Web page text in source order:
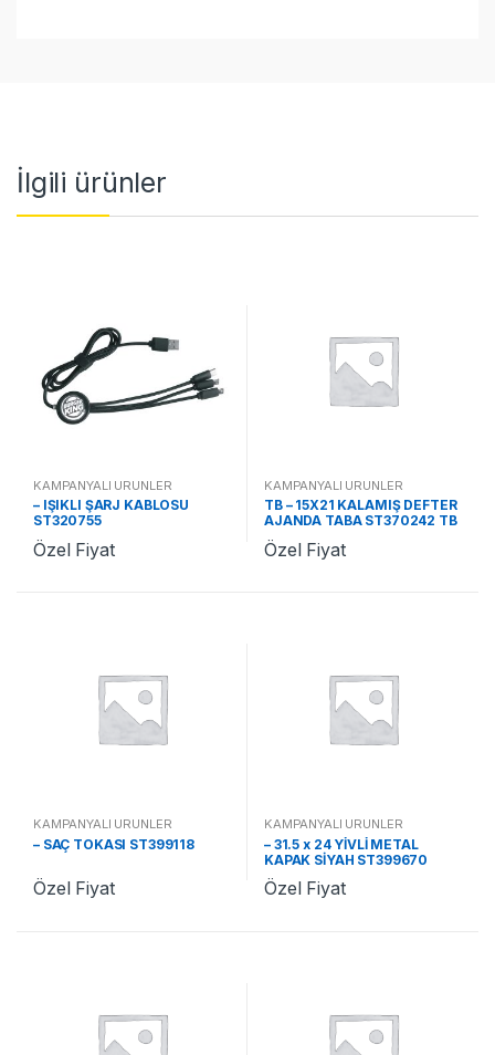
İlgili ürünler
KAMPANYALI ÜRÜNLER
– IŞIKLI ŞARJ KABLOSU
ST320755
Özel Fiyat
KAMPANYALI ÜRÜNLER
TB – 15X21 KALAMIŞ DEFTER
AJANDA TABA ST370242 TB
Özel Fiyat
KAMPANYALI ÜRÜNLER
– SAÇ TOKASI ST399118
Özel Fiyat
KAMPANYALI ÜRÜNLER
– 31.5 x 24 YİVLİ METAL
KAPAK SİYAH ST399670
Özel Fiyat